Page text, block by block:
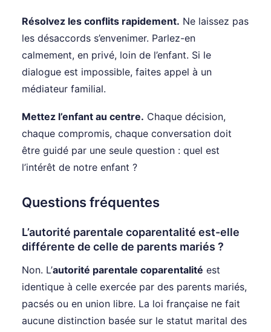
Résolvez les conflits rapidement. Ne laissez pas
les désaccords s’envenimer. Parlez-en
calmement, en privé, loin de l’enfant. Si le
dialogue est impossible, faites appel à un
médiateur familial.
Mettez l’enfant au centre. Chaque décision,
chaque compromis, chaque conversation doit
être guidé par une seule question : quel est
l’intérêt de notre enfant ?
Questions fréquentes
L’autorité parentale coparentalité est-elle
différente de celle de parents mariés ?
Non. L’autorité parentale coparentalité est
identique à celle exercée par des parents mariés,
pacsés ou en union libre. La loi française ne fait
aucune distinction basée sur le statut marital des